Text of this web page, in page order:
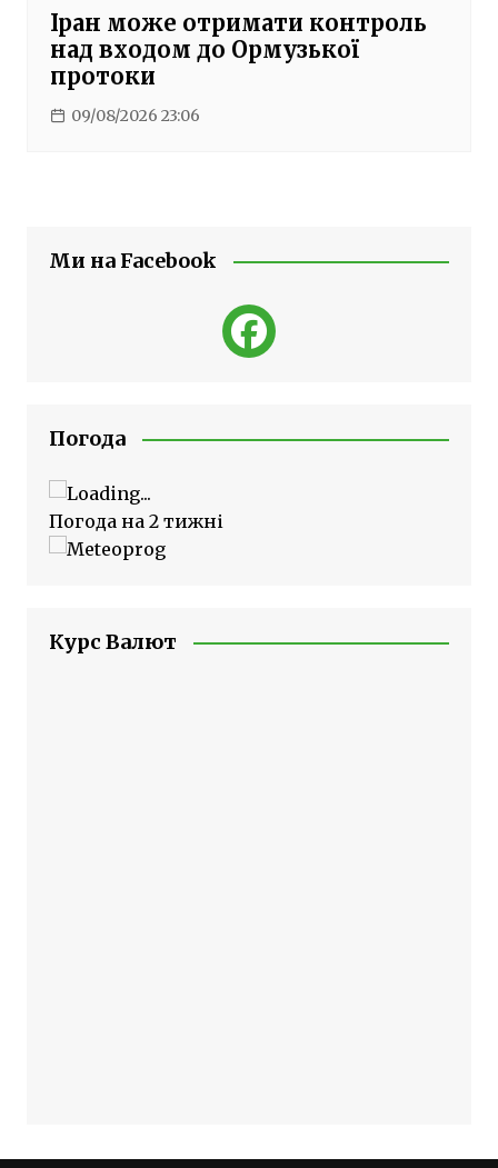
Іран може отримати контроль
над входом до Ормузької
протоки
09/08/2026 23:06
Ми на Facebook
Погода
Погода на 2 тижні
Курс Валют